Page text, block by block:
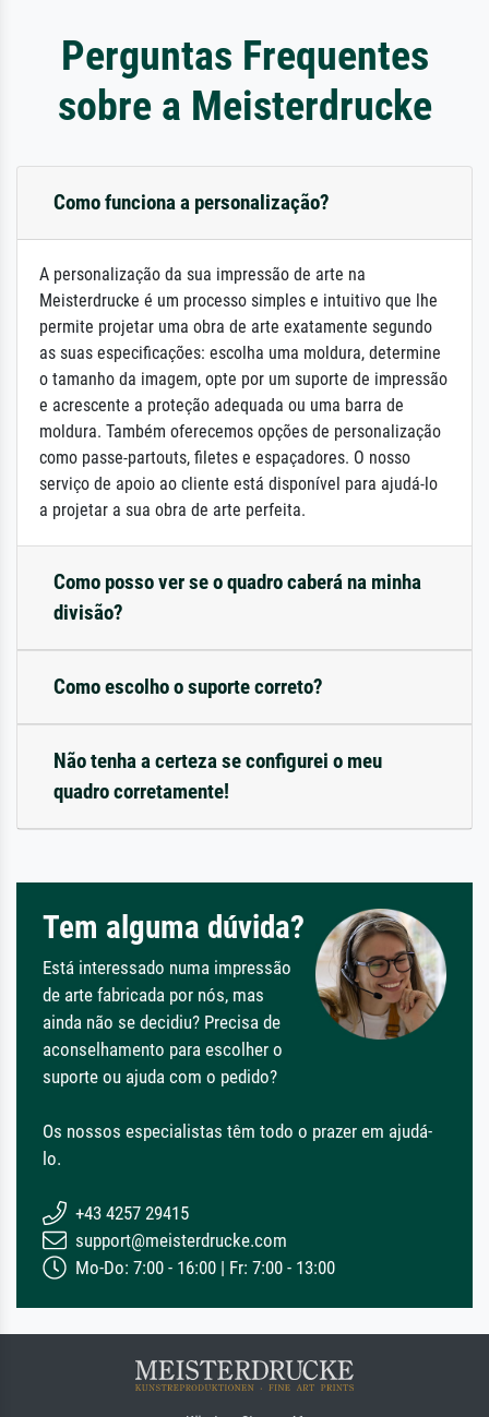
Perguntas Frequentes
sobre a Meisterdrucke
Como funciona a personalização?
A personalização da sua impressão de arte na
Meisterdrucke é um processo simples e intuitivo que lhe
permite projetar uma obra de arte exatamente segundo
as suas especificações: escolha uma moldura, determine
o tamanho da imagem, opte por um suporte de impressão
e acrescente a proteção adequada ou uma barra de
moldura. Também oferecemos opções de personalização
como passe-partouts, filetes e espaçadores. O nosso
serviço de apoio ao cliente está disponível para ajudá-lo
a projetar a sua obra de arte perfeita.
Como posso ver se o quadro caberá na minha
divisão?
Como escolho o suporte correto?
Não tenha a certeza se configurei o meu
quadro corretamente!
Tem alguma dúvida?
Está interessado numa impressão
de arte fabricada por nós, mas
ainda não se decidiu? Precisa de
aconselhamento para escolher o
suporte ou ajuda com o pedido?
Os nossos especialistas têm todo o prazer em ajudá-
lo.
+43 4257 29415
support@meisterdrucke.com
Mo-Do: 7:00 - 16:00 | Fr: 7:00 - 13:00